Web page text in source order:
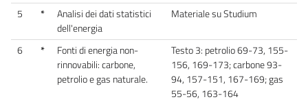
5 *
Analisi dei dati statistici
dell'energia
Materiale su Studium
6 *
Fonti di energia non-
rinnovabili: carbone,
petrolio e gas naturale.
Testo 3: petrolio 69-73, 155-
156, 169-173; carbone 93-
94, 157-151, 167-169; gas
55-56, 163-164